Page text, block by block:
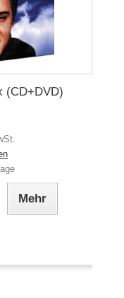
(CD+DVD)
Mehr